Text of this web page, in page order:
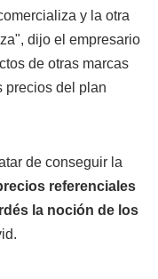
y la otra
dijo el empresario
de otras marcas
precios del plan
de conseguir la
referenciales
la noción de los